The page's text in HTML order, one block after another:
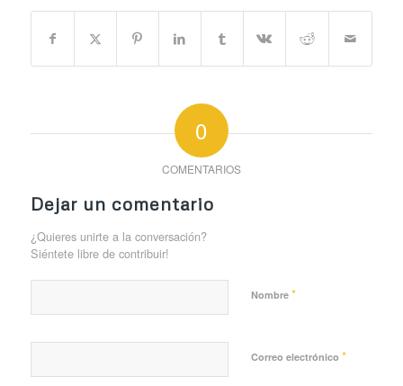
0
COMENTARIOS
Dejar un comentario
¿Quieres unirte a la conversación?
Siéntete libre de contribuir!
Nombre *
Correo electrónico *